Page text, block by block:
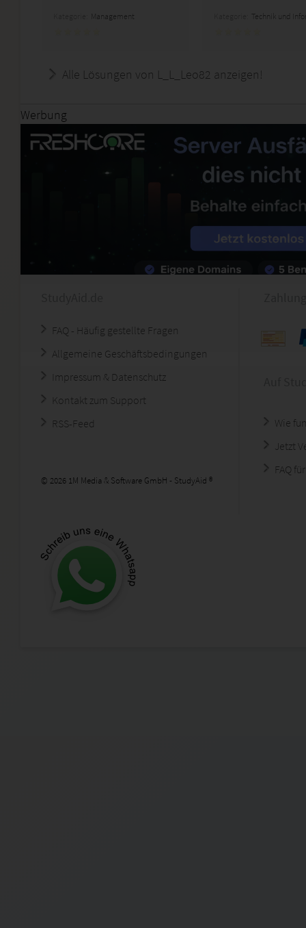
Management Technik und
Alle Lösungen von L_L_Leo82 anzeigen!
Werbung
FAQ - Häufig gestellte Fragen
Allgemeine Geschäftsbedingungen
Impressum & Datenschutz
Kontakt zum Support
RSS-Feed
© 2026 1M Media & Software GmbH - StudyAid ®
Wie
Jetzt
FAQ